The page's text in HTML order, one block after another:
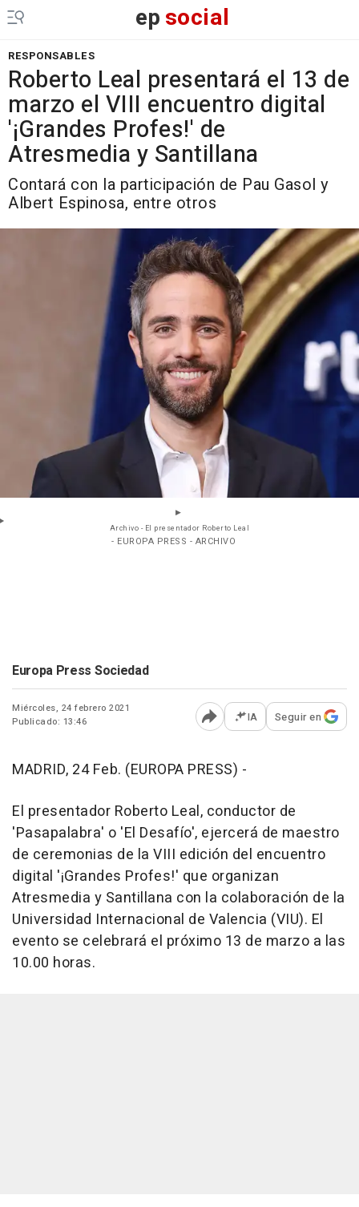
epsocial
RESPONSABLES
Roberto Leal presentará el 13 de
marzo el VIII encuentro digital
'¡Grandes Profes!' de
Atresmedia y Santillana
Contará con la participación de Pau Gasol y
Albert Espinosa, entre otros
Archivo - El presentador Roberto Leal
- EUROPA PRESS - ARCHIVO
Europa Press Sociedad
Miércoles, 24 febrero 2021
Publicado: 13:46
Abrir opciones para
IA Seguir en
MADRID, 24 Feb. (EUROPA PRESS) -
El presentador Roberto Leal, conductor de
'Pasapalabra' o 'El Desafío', ejercerá de maestro
de ceremonias de la VIII edición del encuentro
digital '¡Grandes Profes!' que organizan
Atresmedia y Santillana con la colaboración de la
Universidad Internacional de Valencia (VIU). El
evento se celebrará el próximo 13 de marzo a las
10.00 horas.